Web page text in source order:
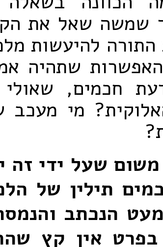
שמשה שאל את
התורה להיעשות
שתהיה
חכמים,
מי מעכב
שעל ידי זה
תילין של
הנכתב
אין קץ